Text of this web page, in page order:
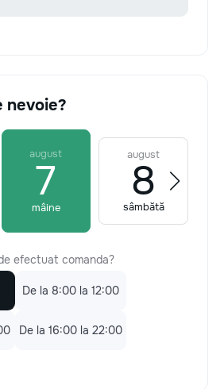
nevoie?
august
7
mâine
august
8
sâmbătă
efectuat comanda?
De la 8:00 la 12:00
De la 16:00 la 22:00